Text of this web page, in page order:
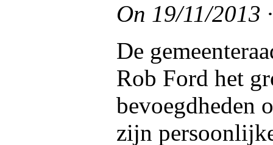
On 19/11/2013
De
Rob Ford het
bevoegdheden
zijn